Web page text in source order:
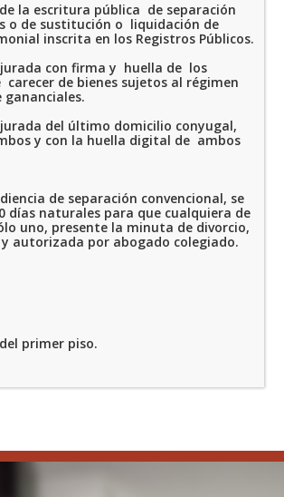
la escritura pública de separación
o de sustitución o liquidación de
inscrita en los Registros Públicos.
jurada con firma y huella de los
de bienes sujetos al régimen
gananciales.
del último domicilio conyugal,
y con la huella digital de ambos
de separación convencional, se
días naturales para que cualquiera de
uno, presente la minuta de divorcio,
autorizada por abogado colegiado.
primer piso.